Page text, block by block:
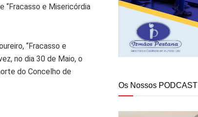
“Fracasso e Misericórdia
“Fracasso e
no dia 30 de Maio, o
do Concelho de
Os Nossos PODCAST